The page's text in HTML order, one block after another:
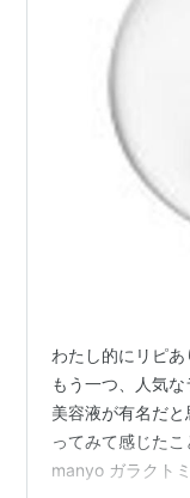
わたし的にリピ
もう一つ、人気
美容液が有名だ
ってみて感じた
manyo ガラクト